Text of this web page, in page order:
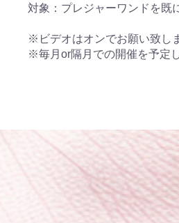
対象：プレジャーワンドを既
※ビデオはオンでお願い致し
※毎月or隔月での開催を予定